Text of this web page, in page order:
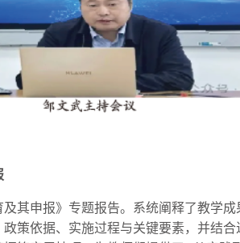
其申报》专题报告。系统阐释了教学
策依据、实施过程与关键要素，并结